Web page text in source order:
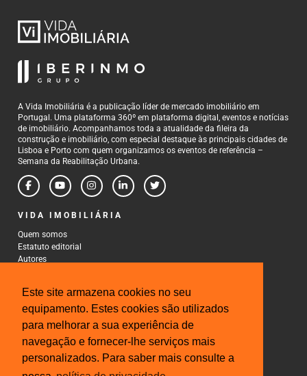
Este site armazena cookies no seu
equipamento. Estes cookies são utilizados
para melhorar a sua experiência de
navegação e fornecer-lhe serviços mais
personalizados. Para saber mais consulte a
A Vida Imobiliária é a publicação líder de mercado imobiliário em
Portugal. Uma plataforma 360º em plataforma digital, eventos e notícias
de imobiliário. Acompanhamos toda a atualidade da fileira da
construção e imobiliário, com especial destaque às principais cidades de
Lisboa e Porto com quem organizamos os eventos de referência –
Semana da Reabilitação Urbana.
VIDA IMOBILIÁRIA
Quem somos
Estatuto editorial
Autores
CONTACTOS
Rua Gonçalo Cristovão, 185 - 6º
4000-269 Porto
Tel: 222 085 009
Fax: 222 085 010